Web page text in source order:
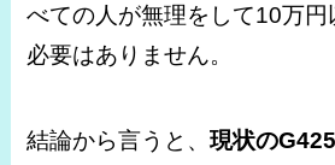
べての人が無理をして10万円
必要はありません。
結論から言うと、現状の